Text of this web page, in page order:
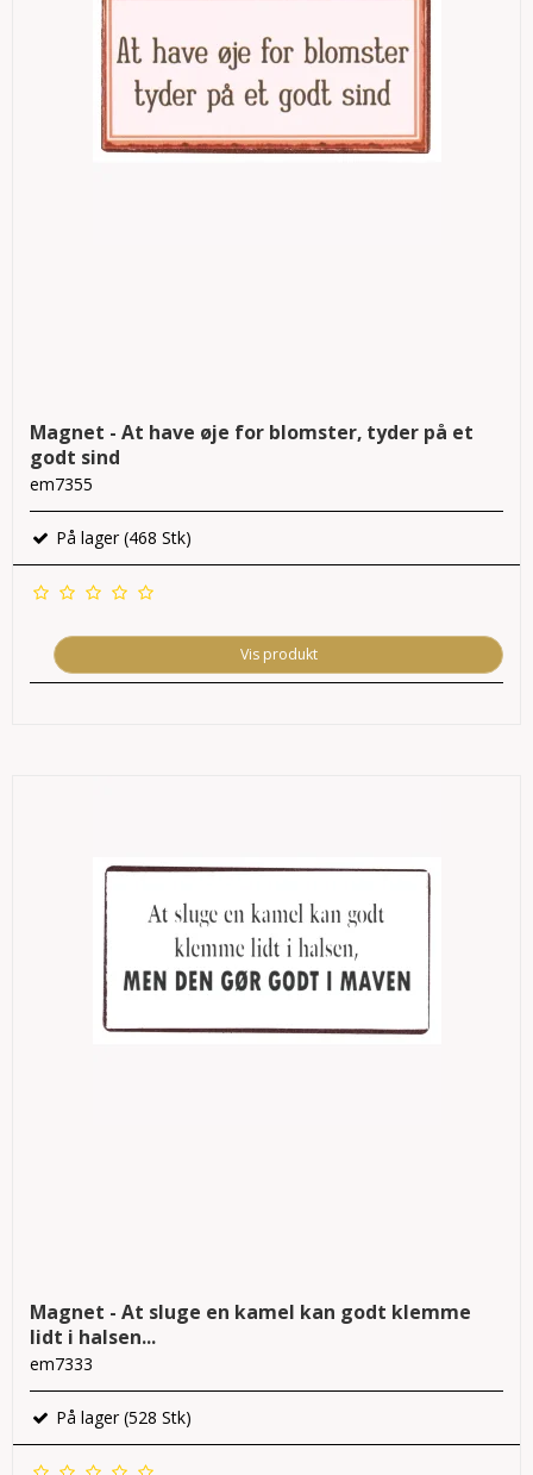
Magnet - At have øje for blomster, tyder på et
godt sind
em7355
På lager (468 Stk)
Vis produkt
Magnet - At sluge en kamel kan godt klemme
lidt i halsen...
em7333
På lager (528 Stk)